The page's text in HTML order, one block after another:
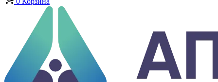
Каталог
По всему сайту
По каталогу
Войти